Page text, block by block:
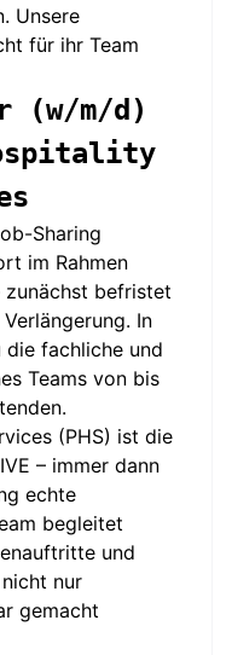
Unsere
für ihr Team
(w/m/d)
Sharing
im Rahmen
befristet
In
die fachliche und
Teams von bis
(PHS) ist die
– immer dann
echte
begleitet
und
nur
gemacht